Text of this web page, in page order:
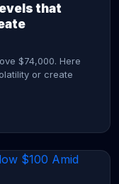
that
$74,000. Here
or create